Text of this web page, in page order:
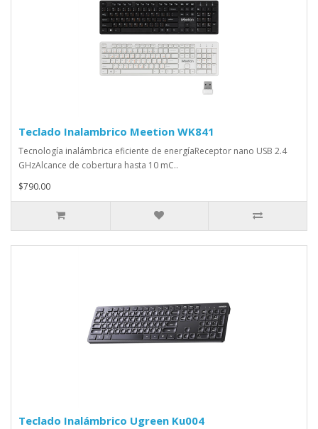
Teclado Inalambrico Meetion WK841
Tecnología inalámbrica eficiente de energíaReceptor nano USB 2.4
GHzAlcance de cobertura hasta 10 mC..
$790.00
Teclado Inalámbrico Ugreen Ku004